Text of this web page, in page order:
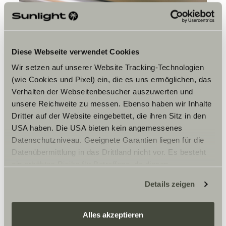
Diese Webseite verwendet Cookies
Wir setzen auf unserer Website Tracking-Technologien
(wie Cookies und Pixel) ein, die es uns ermöglichen, das
Verhalten der Webseitenbesucher auszuwerten und
unsere Reichweite zu messen. Ebenso haben wir Inhalte
Dritter auf der Website eingebettet, die ihren Sitz in den
USA haben. Die USA bieten kein angemessenes
Datenschutzniveau. Geeignete Garantien liegen für die
Datenübermittlung in das Drittland nicht vor. Es besteht
zustehen. Eingesetzte Dienstleister können Daten für
eigene Zwecke verarbeiten und mit anderen Daten
zusammenführen. Weitere Informationen finden Sie hier:
Details zeigen
Alles akzeptieren
Jsi spíš plánovač, nebo typ,
co jede podle pocitu?
Spíš mám plán, i když ne do posledního detailu. Předem
vím, která místa chci navštívit, a dopředu si v aplikacích
hledám stání a kempy. Když s sebou vezeš tolik
vybavení, je důležité vědět, že parkuješ na bezpečném
místě.
Jaké jsou tvoje oblíbené
bych chtěl strávit zimu na Kanárských ostrovech v